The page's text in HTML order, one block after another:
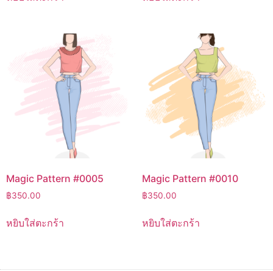
Magic Pattern #0005
฿350.00
หยิบใส่ตะกร้า
Magic Pattern #0010
฿350.00
หยิบใส่ตะกร้า